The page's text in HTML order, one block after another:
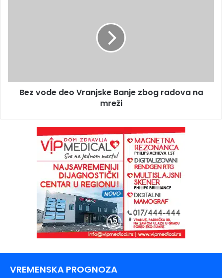
Bez vode deo Vranjske Banje zbog radova na
mreži
VREMENSKA PROGNOZA